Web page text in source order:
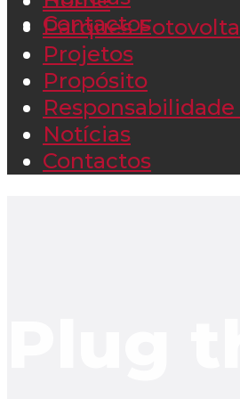
Contactos
Parques
Projetos
Propósito
Responsabilidade
Notícias
Contactos